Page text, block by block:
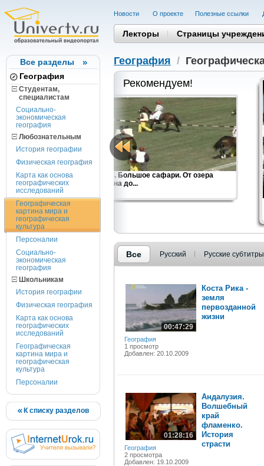
Все разделы
География
Студентам,
cпециалистам
Социально-
экономическая
география
Любознательным
История географии
Физическая география
Карта как основа
географических
исследований
Географическая
картина мира и
географическая
культура
Персоналии
Социально-
экономическая
география
Школьникам
История географии
Физическая география
Карта как основа
географических
исследований
Географическая
картина мира и
географическая
культура
Персоналии
К списку разделов
Новости О проекте Полезные cсылки
Лекторы Страницы
География /
Рекомендуем!
Кения. Большое сафари. От озера
Туркана до...
Все Русский Русские субтитры
00:47:29
География
1 просмотр
Добавлен: 20.10.2009
Коста Рика -
земля
первозданной
жизни
01:28:16
География
2 просмотра
Добавлен: 19.10.2009
Андалузия.
Волшебный
край
фламенко.
История
страсти